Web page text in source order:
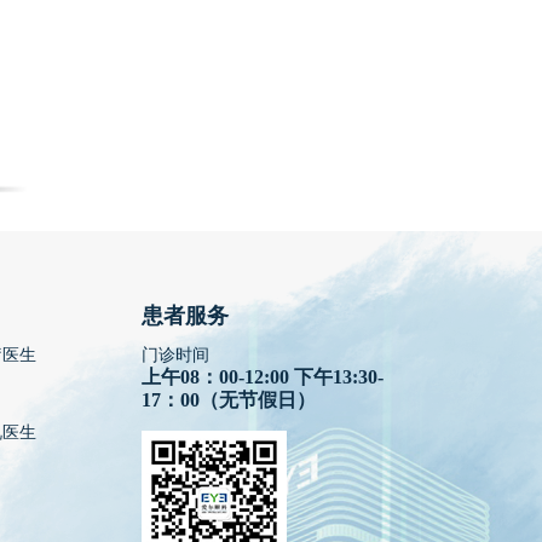
生
生
患者服务
门诊时间
上午08：00-12:00 下午13:30-
17：00（无节假日）